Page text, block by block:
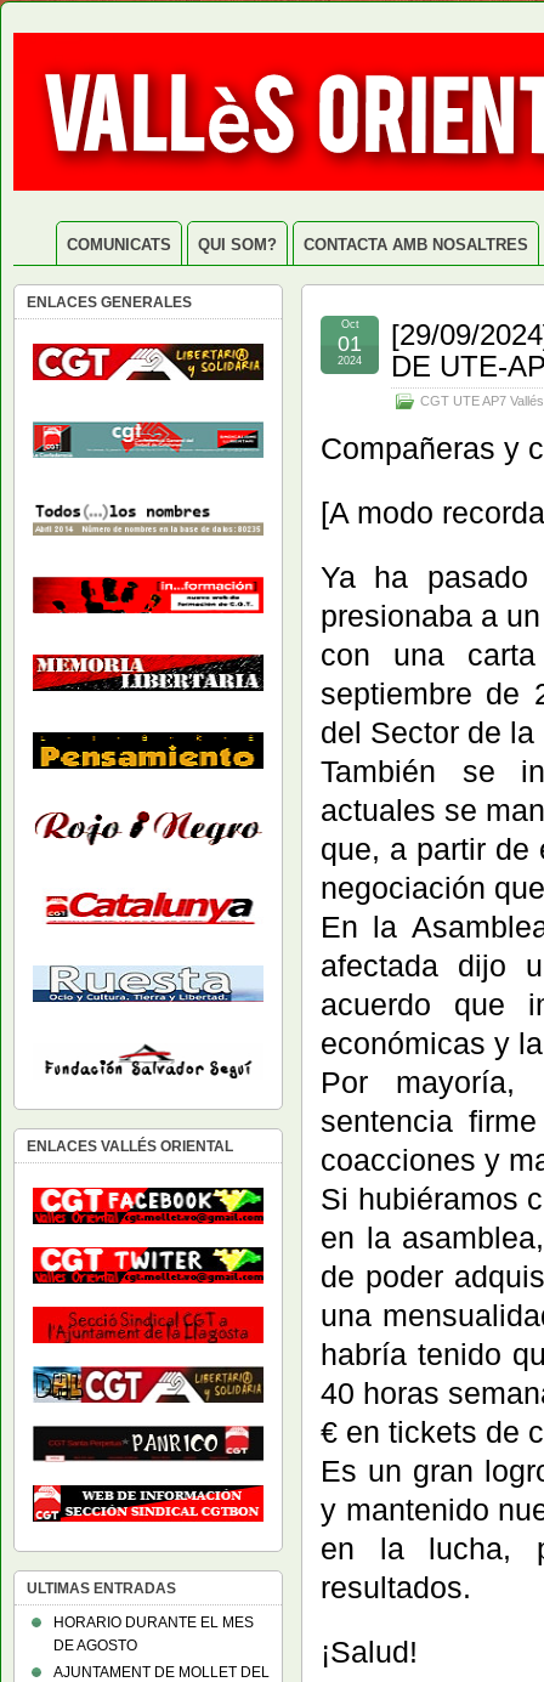
COMUNICATS QUI SOM? CONTACTA AMB NOSALTRES
[29/09/
DE UTE-
CGT UTE AP7 Vallés
Oct
01
2024
Compañeras y
[A modo
Ya ha
presionaba a
con una
septiembre de
del Sector de
También se
actuales se
que, a partir de
negociación
En la
afectada dijo
acuerdo que
económicas y
Por mayoría,
sentencia
coacciones y
Si hubiéramos
en la
de poder
una
habría tenido
40 horas
€ en tickets de
Es un gran
y mantenido
en la lucha,
resultados.
¡Salud!
ENLACES GENERALES
ENLACES VALLÉS ORIENTAL
ULTIMAS ENTRADAS
HORARIO DURANTE EL MES
DE AGOSTO
AJUNTAMENT DE MOLLET DEL